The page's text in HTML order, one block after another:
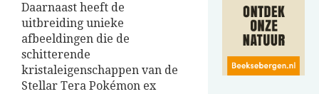
Daarnaast heeft de
uitbreiding unieke
afbeeldingen die de
schitterende
kristaleigenschappen van de
Stellar Tera Pokémon ex